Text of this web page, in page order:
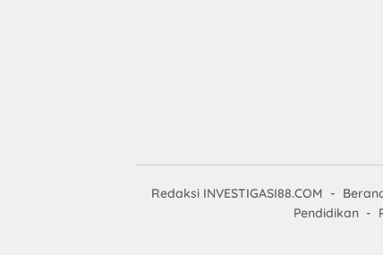
Redaksi INVESTIGASI88.COM
Pendidikan